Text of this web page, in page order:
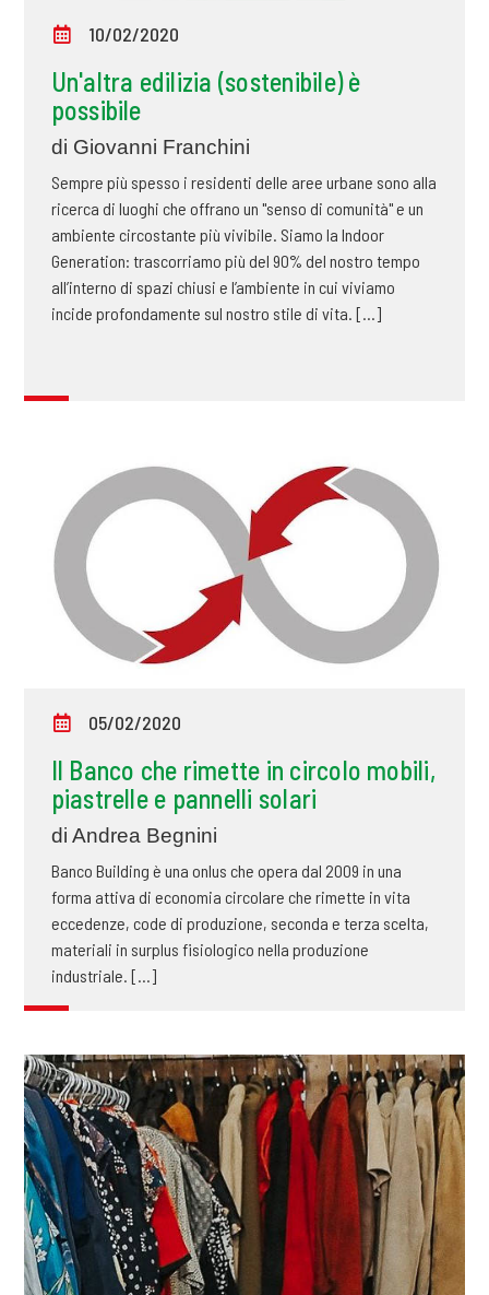
10/02/2020
Un'altra edilizia (sostenibile) è
possibile
di Giovanni Franchini
Sempre più spesso i residenti delle aree urbane sono alla
ricerca di luoghi che offrano un "senso di comunità" e un
ambiente circostante più vivibile. Siamo la Indoor
Generation: trascorriamo più del 90% del nostro tempo
all’interno di spazi chiusi e l’ambiente in cui viviamo
incide profondamente sul nostro stile di vita. [...]
05/02/2020
Il Banco che rimette in circolo mobili,
piastrelle e pannelli solari
di Andrea Begnini
Banco Building è una onlus che opera dal 2009 in una
forma attiva di economia circolare che rimette in vita
eccedenze, code di produzione, seconda e terza scelta,
materiali in surplus fisiologico nella produzione
industriale. [...]